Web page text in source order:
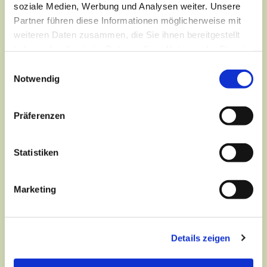
soziale Medien, Werbung und Analysen weiter. Unsere
Partner führen diese Informationen möglicherweise mit
weiteren Daten zusammen, die Sie ihnen bereitgestellt
Notwendig
Präferenzen
Statistiken
Marketing
Details zeigen
Dies könnte Sie auch